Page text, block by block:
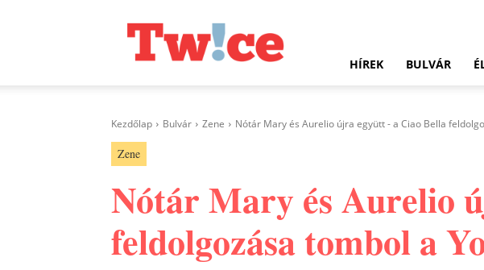
HÍREK BULVÁR
Kezdőlap Bulvár Zene Nótár Mary és Aurelio újra együtt - a Ciao Bella
Zene
Nótár Mary és Aurelio
feldolgozása tombol a